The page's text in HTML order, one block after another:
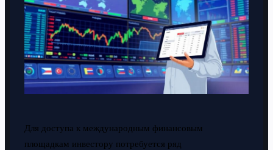
Для доступа к международным финансовым
площадкам инвестору потребуется ряд